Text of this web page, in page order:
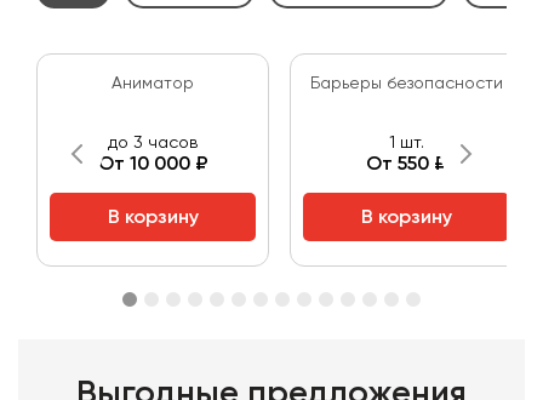
Аниматор
до 3 часов
От 10 000 ₽
В корзину
Барьеры безопасности
1 шт.
От 550 ₽
В корзину